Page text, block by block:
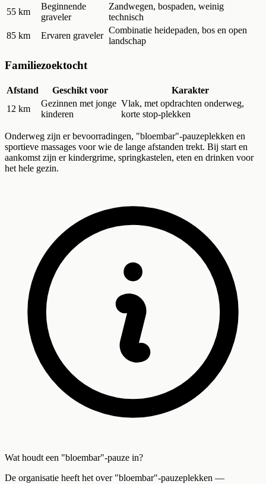
55 km
Beginnende
graveler
Zandwegen, bospaden, weinig
technisch
85 km
Ervaren graveler
Combinatie heidepaden, bos en open
landschap
Familiezoektocht
Afstand Geschikt voor
Karakter
12 km
Gezinnen met jonge
kinderen
Vlak, met opdrachten onderweg,
korte stop-plekken
Onderweg zijn er bevoorradingen, "bloembar"-pauzeplekken en
sportieve massages voor wie de lange afstanden trekt. Bij start en
aankomst zijn er kindergrime, springkastelen, eten en drinken voor
het hele gezin.
Wat houdt een "bloembar"-pauze in?
De organisatie heeft het over "bloembar"-pauzeplekken —